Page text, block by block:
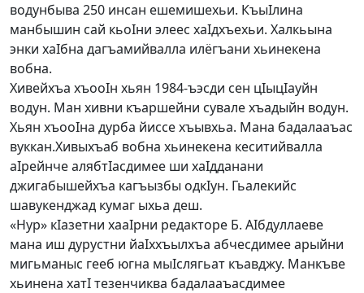
водунбыва 250 инсан ешемишехьи. КъыIлина
манбышин сай кьоIни элеес хаIдхъехьи. Халкьына
энки хаIбна дагъамийвалла илёгъани хьинекена
вобна.
Хивейхъа хъооIн хьян 1984-ъэсди сен цIыцIауйн
водун. Ман хивни къаршейни сувале хъадыйн водун.
Хьян хъооIна дурба йиссе хъывхьа. Мана бадалааъас
вуккан.Хивыхъаб вобна хьинекена кеситийвалла
аIрейнче алябтIасдимее ши хаIдданани
джигабышейхъа кагъызбы одкIун. Гьалекийс
шавукенджад кумаг ыхьа деш.
«Нур» кIазетни хааIрни редакторе Б. АIбдуллаеве
мана иш дурустни йаIххъылхъа абчесдимее арыйни
мигьманыс гееб югна мыIслягьат къавджу. Манкъве
хьинена хатI тезенчиква бадалааъасдимее